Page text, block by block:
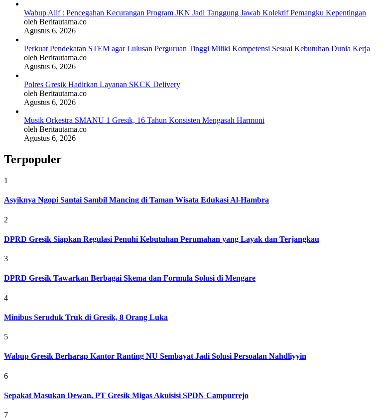
Wabup Alif : Pencegahan Kecurangan Program JKN Jadi Tanggung Jawab Kolektif Pemangku Kepentingan
oleh Beritautama.co
Agustus 6, 2026
Perkuat Pendekatan STEM agar Lulusan Perguruan Tinggi Miliki Kompetensi Sesuai Kebutuhan Dunia Kerja
oleh Beritautama.co
Agustus 6, 2026
Polres Gresik Hadirkan Layanan SKCK Delivery
oleh Beritautama.co
Agustus 6, 2026
Musik Orkestra SMANU 1 Gresik, 16 Tahun Konsisten Mengasah Harmoni
oleh Beritautama.co
Agustus 6, 2026
Terpopuler
1
Asyiknya Ngopi Santai Sambil Mancing di Taman Wisata Edukasi Al-Hambra
2
DPRD Gresik Siapkan Regulasi Penuhi Kebutuhan Perumahan yang Layak dan Terjangkau
3
DPRD Gresik Tawarkan Berbagai Skema dan Formula Solusi di Mengare
4
Minibus Seruduk Truk di Gresik, 8 Orang Luka
5
Wabup Gresik Berharap Kantor Ranting NU Sembayat Jadi Solusi Persoalan Nahdliyyin
6
Sepakat Masukan Dewan, PT Gresik Migas Akuisisi SPDN Campurrejo
7